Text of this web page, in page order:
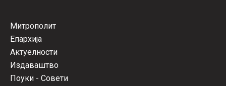
Митрополит
Епархија
Актуелности
Издаваштво
Поуки - Совети